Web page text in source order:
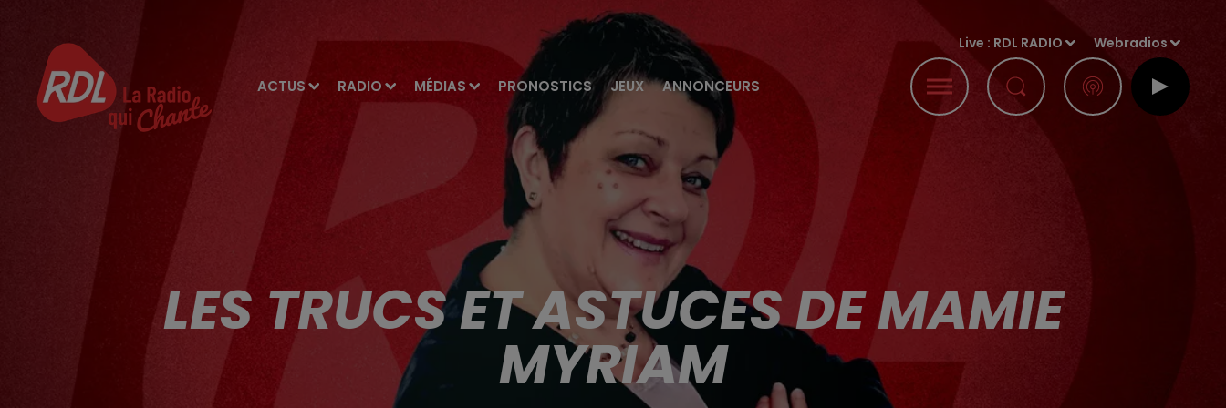
ACTUS RADIO MÉDIAS PRONOSTICS JEUX ANNONCEURS
Live : RDL RADIO Webradios
LES TRUCS ET ASTUCES DE MAMIE
MYRIAM